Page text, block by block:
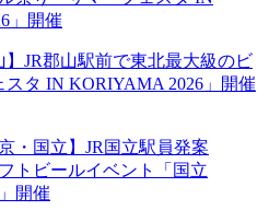
】JR郡山駅前で東北最大級のビ
タ IN KORIYAMA 2026」開催